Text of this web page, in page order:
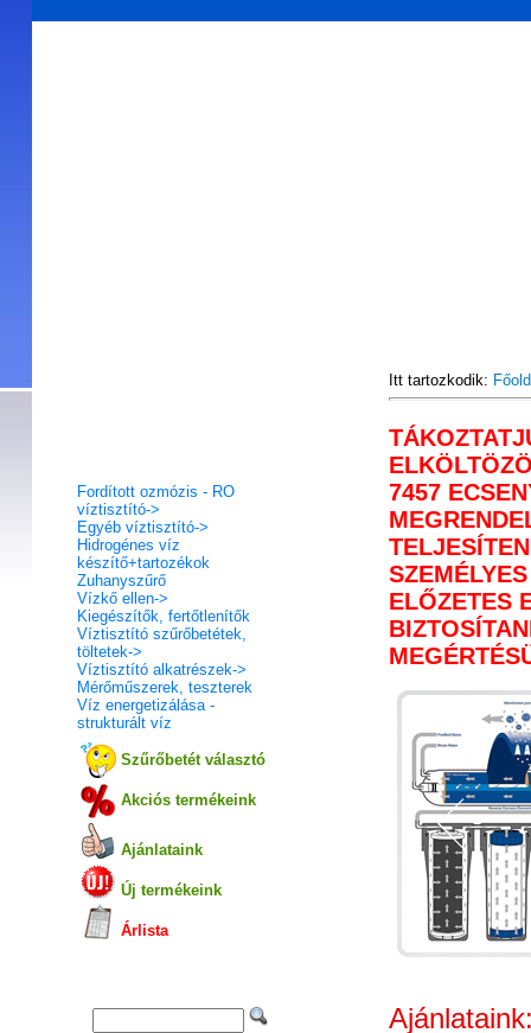
Fordított ozmózis - RO
víztisztító->
Egyéb víztisztító->
Hidrogénes víz
készítő+tartozékok
Zuhanyszűrő
Vízkő ellen->
Kiegészítők, fertőtlenítők
Víztisztító szűrőbetétek,
töltetek->
Víztisztító alkatrészek->
Mérőműszerek, teszterek
Víz energetizálása -
strukturált víz
Szűrőbetét választó
Akciós termékeink
Ajánlataink
Új termékeink
Árlista
Itt tartozkodik:
7457
ELŐZETES